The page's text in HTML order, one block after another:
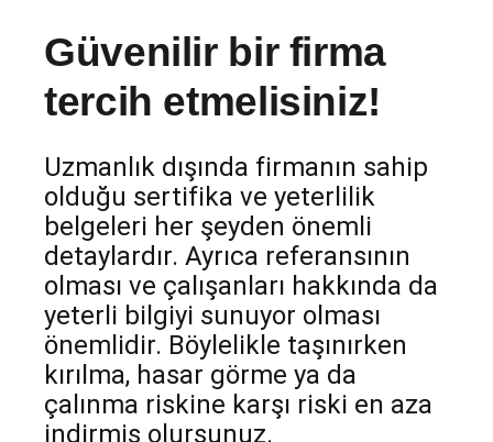
Güvenilir bir firma
tercih etmelisiniz!
Uzmanlık dışında firmanın sahip
olduğu sertifika ve yeterlilik
belgeleri her şeyden önemli
detaylardır. Ayrıca referansının
olması ve çalışanları hakkında da
yeterli bilgiyi sunuyor olması
önemlidir. Böylelikle taşınırken
kırılma, hasar görme ya da
çalınma riskine karşı riski en aza
indirmiş olursunuz.